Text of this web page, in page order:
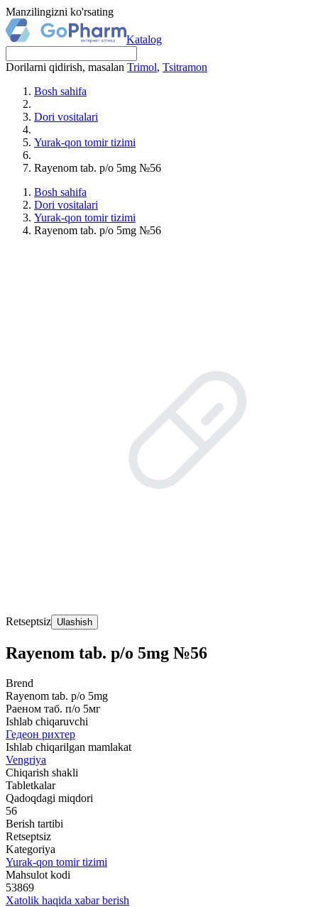
Manzilingizni ko'rsating
Katalog
Dorilarni qidirish, masalan Trimol, Tsitramon
Bosh sahifa
Dori vositalari
Yurak-qon tomir tizimi
Rayenom tab. p/o 5mg №56
Bosh sahifa
Dori vositalari
Yurak-qon tomir tizimi
Rayenom tab. p/o 5mg №56
Retseptsiz Ulashish
Rayenom tab. p/o 5mg №56
Brend
Rayenom tab. p/o 5mg
Раеном таб. п/о 5мг
Ishlab chiqaruvchi
Гедеон рихтер
Ishlab chiqarilgan mamlakat
Vengriya
Chiqarish shakli
Tabletkalar
Qadoqdagi miqdori
56
Berish tartibi
Retseptsiz
Kategoriya
Yurak-qon tomir tizimi
Mahsulot kodi
53869
Xatolik haqida xabar berish